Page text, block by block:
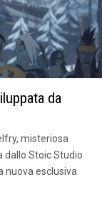
da
misteriosa
dallo Stoic Studio
nuova esclusiva